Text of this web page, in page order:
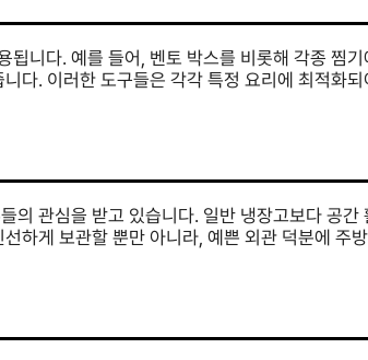
됩니다. 예를 들어, 벤토 박스를 비롯해 각종 찜
다. 이러한 도구들은 각각 특정 요리에 최적화
의 관심을 받고 있습니다. 일반 냉장고보다 공간
하게 보관할 뿐만 아니라, 예쁜 외관 덕분에 주